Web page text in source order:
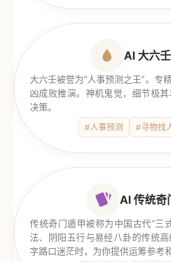
AI 大六壬
大六壬被誉为“人事预测之王”。专
凶成败推演。神机鬼觉，细节极
决策。
#人事预测 #寻物找
AI 传统奇
传统奇门遁甲被称为中国古代“三
法、阴阳五行与易经八卦的传统
字路口迷茫时，为你提供运筹参考